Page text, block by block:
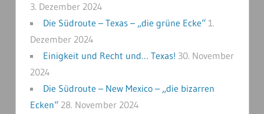
3. Dezember 2024
Die Südroute – Texas – „die grüne Ecke“ 1.
Dezember 2024
Einigkeit und Recht und… Texas! 30. November
2024
Die Südroute – New Mexico – „die bizarren
Ecken“ 28. November 2024